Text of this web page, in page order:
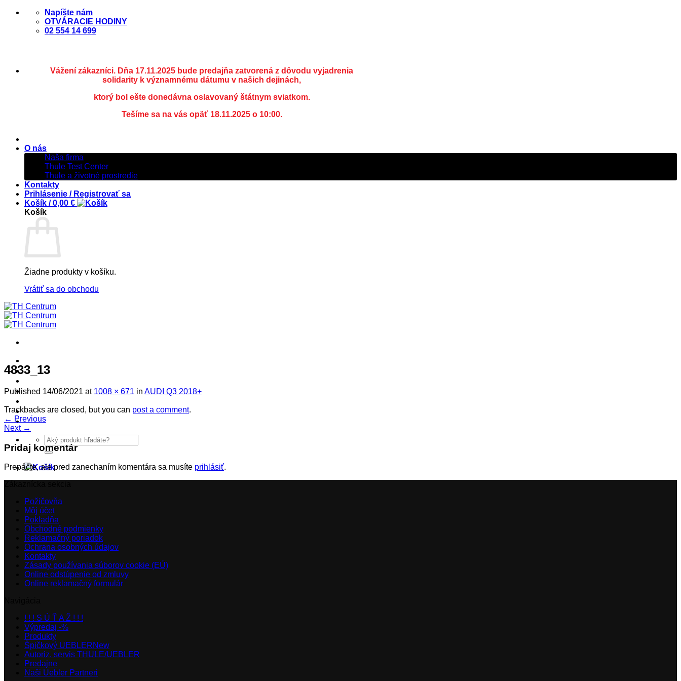
Skip
Napíšte nám
OTVÁRACIE HODINY
02 554 14 699
Vážení zákazníci. Dňa 17.11.2025 bude predajňa zatvorená z dôvodu vyjadrenia
solidarity k významnému dátumu v našich dejinách,
ktorý bol ešte donedávna oslavovaný štátnym sviatkom.
Tešíme sa na vás opäť 18.11.2025 o 10:00.
O nás
Naša firma
Thule Test Center
Thule a životné prostredie
Kontakty
Prihlásenie / Registrovať sa
Košík /0,00 €
Košík
Žiadne produkty v košíku.
Vrátiť sa do obchodu
Výpredaj -%
Špičkový UEBLER
Predajne
Naši Uebler Partneri
Hľadať:
4833_13
Published 14/06/2021 at 1008 × 671 in AUDI Q3 2018+
Trackbacks are closed, but you can post a comment.
← Previous
Next →
Pridaj komentár
Prepáčte, ale pred zanechaním komentára sa musíte prihlásiť.
Požičovňa
Môj účet
Pokladňa
Obchodné podmienky
Reklamačný poriadok
Ochrana osobných údajov
Kontakty
Zásady používania súborov cookie (EÚ)
Online odstúpenie od zmluvy
Online reklamačný formulár
! ! ! S Ú Ť A Ž ! ! !
Výpredaj -%
Produkty
Špičkový UEBLER
Autoriz. servis THULE/UEBLER
Predajne
Naši Uebler Partneri